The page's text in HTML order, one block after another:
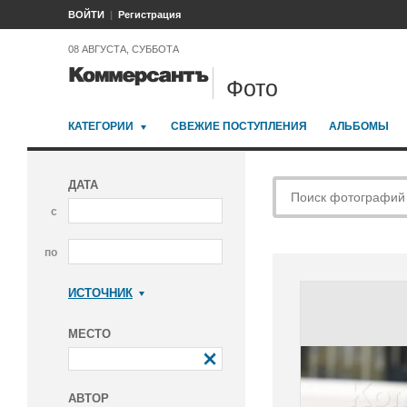
ВОЙТИ Регистрация
08 АВГУСТА, СУББОТА
Фото
КАТЕГОРИИ СВЕЖИЕ ПОСТУПЛЕНИЯ АЛЬБОМЫ
ДАТА
с
по
ИСТОЧНИК
МЕСТО
АВТОР